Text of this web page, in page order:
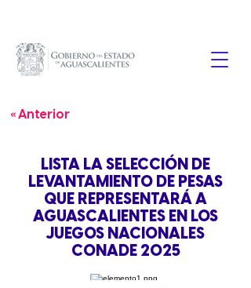
« Anterior
LISTA LA SELECCIÓN DE
LEVANTAMIENTO DE PESAS
QUE REPRESENTARÁ A
AGUASCALIENTES EN LOS
JUEGOS NACIONALES
CONADE 2025